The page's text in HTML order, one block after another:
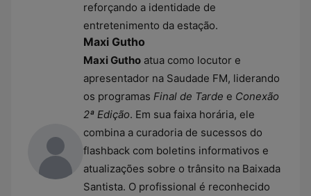
reforçando a identidade de
entretenimento da estação.
Maxi Gutho
Maxi Gutho atua como locutor e
apresentador na Saudade FM, liderando
os programas Final de Tarde e Conexão
2ª Edição. Em sua faixa horária, ele
combina a curadoria de sucessos do
flashback com boletins informativos e
atualizações sobre o trânsito na Baixada
Santista. O profissional é reconhecido